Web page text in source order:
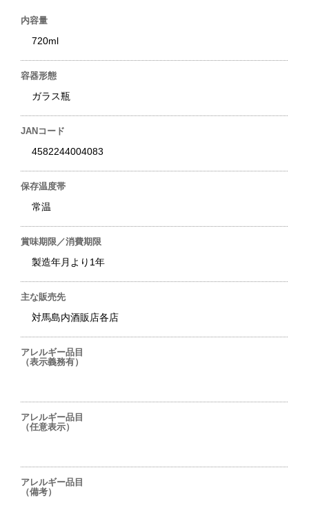
内容量
720ml
容器形態
ガラス瓶
JANコード
4582244004083
保存温度帯
常温
賞味期限／消費期限
製造年月より1年
主な販売先
対馬島内酒販店各店
アレルギー品目
（表示義務有）
アレルギー品目
（任意表示）
アレルギー品目
（備考）